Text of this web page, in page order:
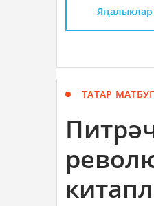
Яңалыклар
ТАТАР